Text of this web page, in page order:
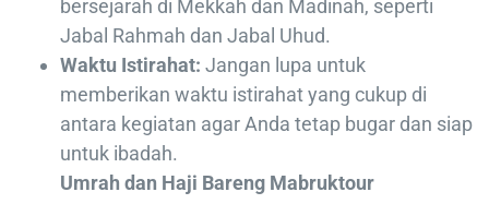
bersejarah di Mekkah dan Madinah, seperti
Jabal Rahmah dan Jabal Uhud.
Waktu Istirahat: Jangan lupa untuk
memberikan waktu istirahat yang cukup di
antara kegiatan agar Anda tetap bugar dan siap
untuk ibadah.
Umrah dan Haji Bareng Mabruktour